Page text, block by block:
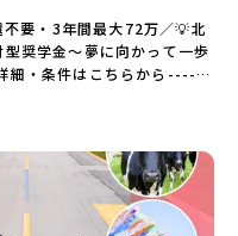
なくて、 “どうしてこの形
インにする？” そんなふう
なポイントです。ここで出
来」につながるかもしれま
別な体験を、ぜひ楽しん
験プログラム内容（予
ョン・自己紹介ワーク」
！「セラミック科」のま
！「デザイン科」のまなび
歴史ある名所巡り -有田
要・3年間最大72万／💡北
奨学金～夢に向かって一歩
細・条件はこちらから------
費が無料＞累計3,000万
ンカムイ」の実写版映画
承の地」で自然や食を体験
らしが気になる。いつか留
、マンガに登場する世界を
でもっと触れてあそびた
め！「おためし地域留学体